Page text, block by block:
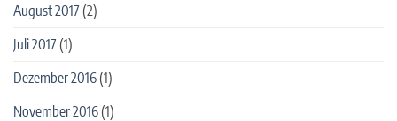
August 2017(2)
Juli 2017(1)
Dezember 2016(1)
November 2016(1)